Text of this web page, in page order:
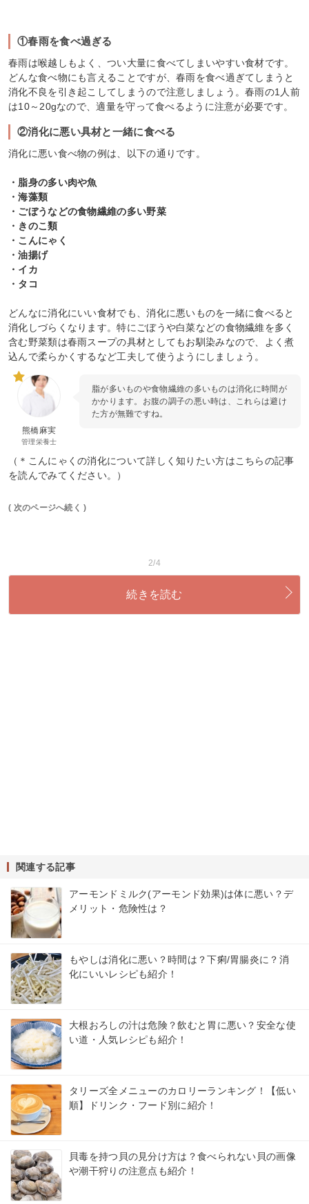
①春雨を食べ過ぎる
春雨は喉越しもよく、つい大量に食べてしまいやすい食材です。
どんな食べ物にも言えることですが、春雨を食べ過ぎてしまうと
消化不良を引き起こしてしまうので注意しましょう。春雨の1人前
は10～20gなので、適量を守って食べるように注意が必要です。
②消化に悪い具材と一緒に食べる
消化に悪い食べ物の例は、以下の通りです。
・脂身の多い肉や魚
・海藻類
・ごぼうなどの食物繊維の多い野菜
・きのこ類
・こんにゃく
・油揚げ
・イカ
・タコ
どんなに消化にいい食材でも、消化に悪いものを一緒に食べると
消化しづらくなります。特にごぼうや白菜などの食物繊維を多く
含む野菜類は春雨スープの具材としてもお馴染みなので、よく煮
込んで柔らかくするなど工夫して使うようにしましょう。
熊橋麻実
管理栄養士
脂が多いものや食物繊維の多いものは消化に時間が
かかります。お腹の調子の悪い時は、これらは避け
た方が無難ですね。
（＊こんにゃくの消化について詳しく知りたい方はこちらの記事
を読んでみてください。）
( 次のページへ続く )
2/4
続きを読む
関連する記事
アーモンドミルク(アーモンド効果)は体に悪い？デ
メリット・危険性は？
もやしは消化に悪い？時間は？下痢/胃腸炎に？消
化にいいレシピも紹介！
大根おろしの汁は危険？飲むと胃に悪い？安全な使
い道・人気レシピも紹介！
タリーズ全メニューのカロリーランキング！【低い
順】ドリンク・フード別に紹介！
貝毒を持つ貝の見分け方は？食べられない貝の画像
や潮干狩りの注意点も紹介！